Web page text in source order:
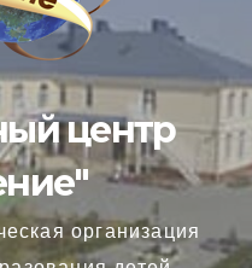
центр
организация